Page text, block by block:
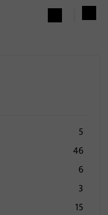
5
46
6
3
15